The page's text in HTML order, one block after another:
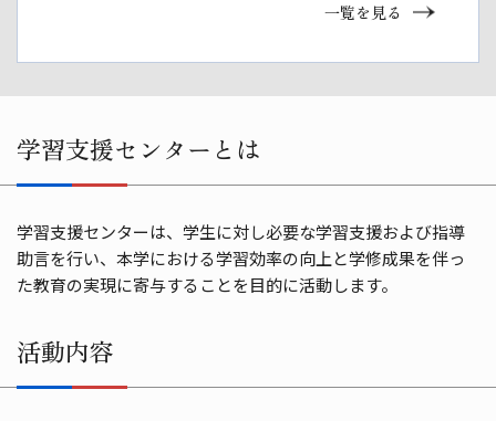
一覧を見る
学習支援センターとは
学習支援センターは、学生に対し必要な学習支援および指導
助言を行い、本学における学習効率の向上と学修成果を伴っ
た教育の実現に寄与することを目的に活動します。
活動内容